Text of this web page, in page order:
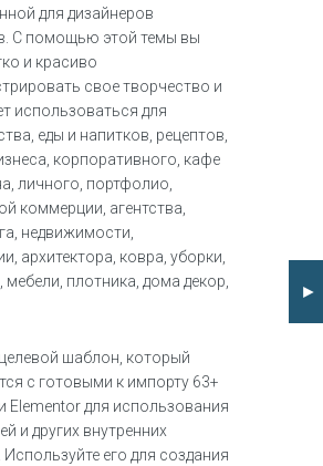
для дизайнеров
С помощью этой темы вы
и красиво
свое творчество и
использоваться для
еды и напитков, рецептов,
корпоративного, кафе
личного, портфолио,
коммерции, агентства,
недвижимости,
архитектора, ковра, уборки,
мебели, плотника, дома декор,
шаблон, который
с готовыми к импорту 63+
Elementor для использования
и других внутренних
Используйте его для создания
►